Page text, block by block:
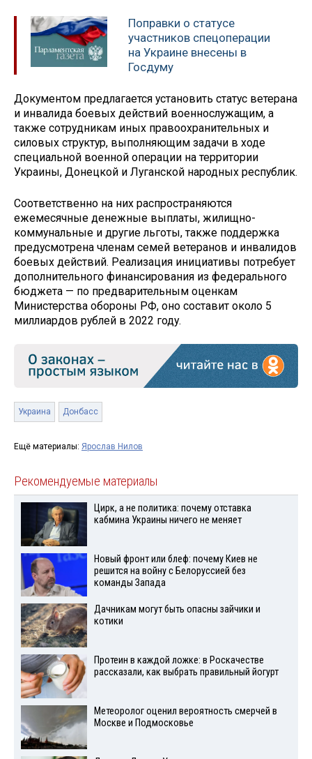
Поправки о статусе
участников спецоперации
на Украине внесены в
Госдуму
Документом предлагается установить статус ветерана
и инвалида боевых действий военнослужащим, а
также сотрудникам иных правоохранительных и
силовых структур, выполняющим задачи в ходе
специальной военной операции на территории
Украины, Донецкой и Луганской народных республик.
Соответственно на них распространяются
ежемесячные денежные выплаты, жилищно-
коммунальные и другие льготы, также поддержка
предусмотрена членам семей ветеранов и инвалидов
боевых действий. Реализация инициативы потребует
дополнительного финансирования из федерального
бюджета — по предварительным оценкам
Министерства обороны РФ, оно составит около 5
миллиардов рублей в 2022 году.
Украина Донбасс
Ещё материалы: Ярослав Нилов
Рекомендуемые материалы
Цирк, а не политика: почему отставка
кабмина Украины ничего не меняет
Новый фронт или блеф: почему Киев не
решится на войну с Белоруссией без
команды Запада
Дачникам могут быть опасны зайчики и
котики
Протеин в каждой ложке: в Роскачестве
рассказали, как выбрать правильный йогурт
Метеоролог оценил вероятность смерчей в
Москве и Подмосковье